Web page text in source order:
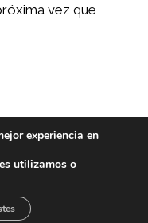
vez que
y Aviso Legal
experiencia en
utilizamos o